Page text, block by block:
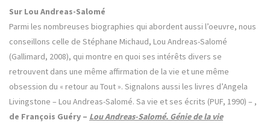
Sur Lou Andreas-Salomé
Parmi les nombreuses biographies qui abordent aussi l’oeuvre, nous
conseillons celle de Stéphane Michaud, Lou Andreas-Salomé
(Gallimard, 2008), qui montre en quoi ses intérêts divers se
retrouvent dans une même affirmation de la vie et une même
obsession du « retour au Tout ». Signalons aussi les livres d’Angela
Livingstone – Lou Andreas-Salomé. Sa vie et ses écrits (PUF, 1990) – ,
de François Guéry – Lou Andreas-Salomé. Génie de la vie